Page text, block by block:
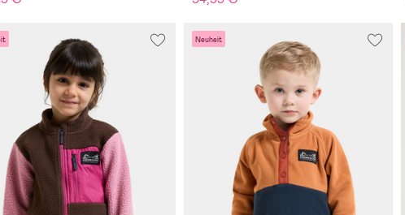
Neuheit